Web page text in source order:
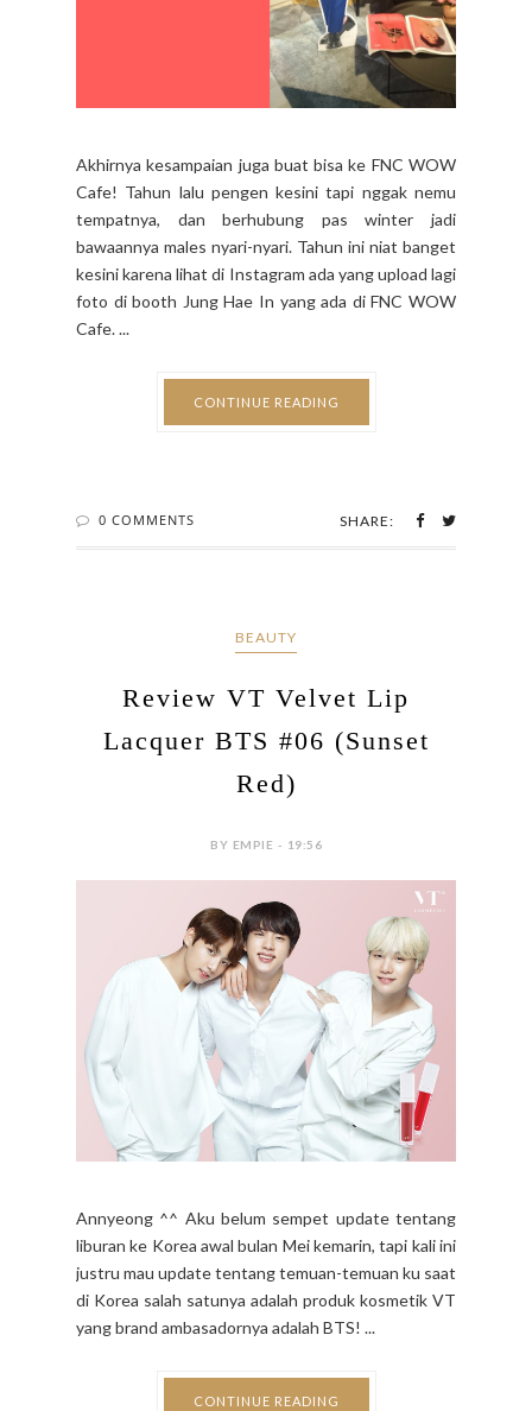
Akhirnya kesampaian juga buat bisa ke FNC WOW
Cafe! Tahun lalu pengen kesini tapi nggak nemu
tempatnya, dan berhubung pas winter jadi
bawaannya males nyari-nyari. Tahun ini niat banget
kesini karena lihat di Instagram ada yang upload lagi
foto di booth Jung Hae In yang ada di FNC WOW
Cafe. ...
CONTINUE READING
0 COMMENTS SHARE:
BEAUTY
Review VT Velvet Lip
Lacquer BTS #06 (Sunset
Red)
BY EMPIE - 19:56
Annyeong ^^ Aku belum sempet update tentang
liburan ke Korea awal bulan Mei kemarin, tapi kali ini
justru mau update tentang temuan-temuan ku saat
di Korea salah satunya adalah produk kosmetik VT
yang brand ambasadornya adalah BTS! ...
CONTINUE READING